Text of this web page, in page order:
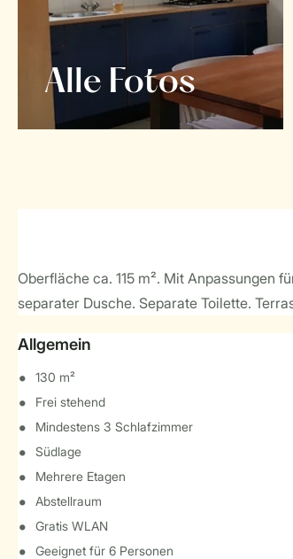
Alle Fotos
Oberfläche ca. 115 m². Mit Anpassungen
separater Dusche. Separate Toilette.
Allgemein
130 m²
Frei stehend
Mindestens 3 Schlafzimmer
Südlage
Mehrere Etagen
Abstellraum
Gratis WLAN
Geeignet für 6 Personen